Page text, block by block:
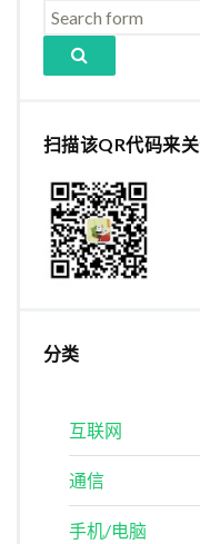
扫描该QR代码来
分类
互联网
通信
手机/电脑